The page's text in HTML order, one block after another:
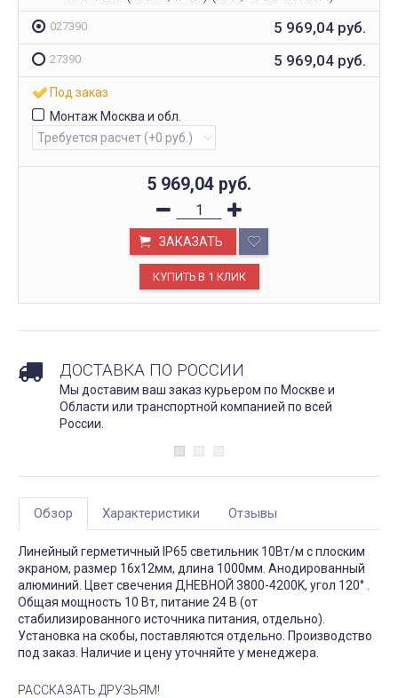
027390 5 969,04 руб.
27390 5 969,04 руб.
Под заказ
Монтаж Москва и обл.
5 969,04 руб.
ЗАКАЗАТЬ
ДОСТАВКА ПО РОССИИ
Мы доставим ваш заказ курьером по Москве и
Области или транспортной компанией по всей
России.
Обзор Характеристики Отзывы
Линейный герметичный IP65 светильник 10Вт/м с плоским
экраном, размер 16х12мм, длина 1000мм. Анодированный
алюминий. Цвет свечения ДНЕВНОЙ 3800-4200K, угол 120° .
Общая мощность 10 Вт, питание 24 В (от
стабилизированного источника питания, отдельно).
Установка на скобы, поставляются отдельно. Производство
под заказ. Наличие и цену уточняйте у менеджера.
РАССКАЗАТЬ ДРУЗЬЯМ!